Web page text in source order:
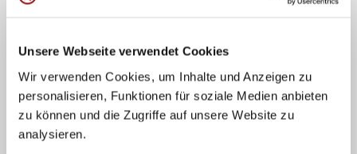
Unsere Webseite verwendet Cookies
Wir verwenden Cookies, um Inhalte und Anzeigen zu
personalisieren, Funktionen für soziale Medien anbieten
zu können und die Zugriffe auf unsere Website zu
analysieren.
Da Lea Kunst gemeinsam mit Ersatzspielerin Mareet
Maidhof nicht genügend Punkte für das Entry Ranking
vorweisen kann, verpasst auch sie die Heim-EM. Für
das deutsche Duo rücken nun die Spanierinnen
González/Izuzquiza ins Teilnehmerfeld nach.